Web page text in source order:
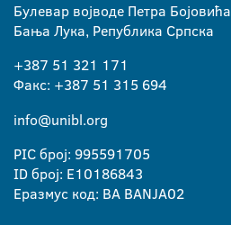
Булевар војводе Петра Бојовића
Бања Лука, Република Српска
+387 51 321 171
Факс: +387 51 315 694
info@unibl.org
PIC број: 995591705
ID број: E10186843
Еразмус код: BA BANJA02